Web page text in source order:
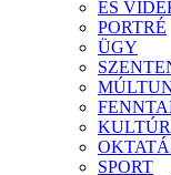
ÉS
PORTRÉ
ÜGY
SPORT